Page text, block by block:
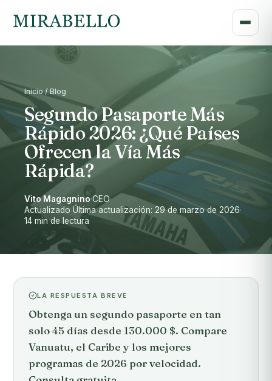
Inicio / Blog
Segundo Pasaporte Más
Rápido 2026: ¿Qué Países
Ofrecen la Vía Más
Rápida?
Vito Magagnino·CEO·
Actualizado Última actualización: 29 de marzo de 2026·
14 min de lectura
LA RESPUESTA BREVE
Obtenga un segundo pasaporte en tan
solo 45 días desde 130.000 $. Compare
Vanuatu, el Caribe y los mejores
programas de 2026 por velocidad.